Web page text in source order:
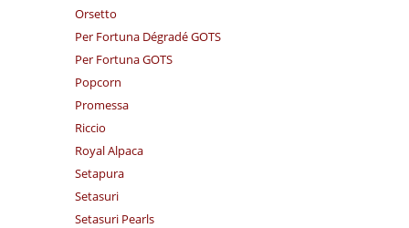
Orsetto
Per Fortuna Dégradé GOTS
Per Fortuna GOTS
Popcorn
Promessa
Riccio
Royal Alpaca
Setapura
Setasuri
Setasuri Pearls